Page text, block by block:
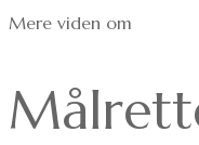
Mere viden om